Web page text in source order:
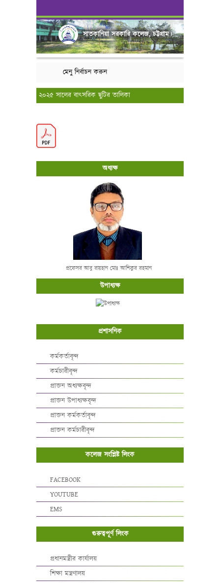
সাতকানিয়া সরকারি কলেজ, চট্টগ্রাম।
মেনু নির্বাচন করুন
২০২৫ সালের বাৎসরিক ছুটির তালিকা
অধ্যক্ষ
প্রফেসর আবু রায়হান মোঃ আশিকুর রহমান
উপাধ্যক্ষ
প্রশাসনিক
কর্মকর্তাবৃন্দ
কর্মচারীবৃন্দ
প্রাক্তন অধ্যক্ষবৃন্দ
প্রাক্তন উপাধ্যক্ষবৃন্দ
প্রাক্তন কর্মকর্তাবৃন্দ
প্রাক্তন কর্মচারীবৃন্দ
কলেজ সংশ্লিষ্ট লিংক
FACEBOOK
YOUTUBE
EMS
গুরুত্বপূর্ণ লিংক
প্রধানমন্ত্রীর কার্যালয়
শিক্ষা মন্ত্রণালয়